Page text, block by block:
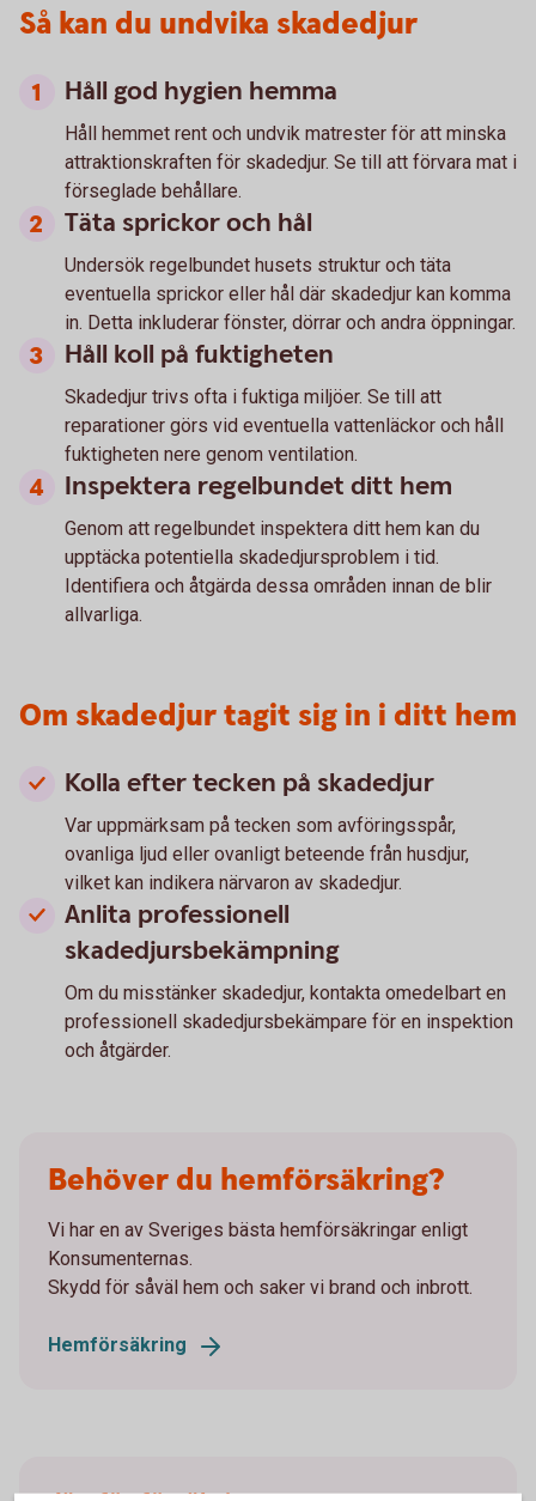
Så kan du undvika skadedjur
Håll god hygien hemma
Håll hemmet rent och undvik matrester för att minska
attraktionskraften för skadedjur. Se till att förvara mat i
förseglade behållare.
Täta sprickor och hål
Undersök regelbundet husets struktur och täta
eventuella sprickor eller hål där skadedjur kan komma
in. Detta inkluderar fönster, dörrar och andra öppningar.
Håll koll på fuktigheten
Skadedjur trivs ofta i fuktiga miljöer. Se till att
reparationer görs vid eventuella vattenläckor och håll
fuktigheten nere genom ventilation.
Inspektera regelbundet ditt hem
Genom att regelbundet inspektera ditt hem kan du
upptäcka potentiella skadedjursproblem i tid.
Identifiera och åtgärda dessa områden innan de blir
allvarliga.
Om skadedjur tagit sig in i ditt hem
Kolla efter tecken på skadedjur
Var uppmärksam på tecken som avföringsspår,
ovanliga ljud eller ovanligt beteende från husdjur,
vilket kan indikera närvaron av skadedjur.
Anlita professionell
skadedjursbekämpning
Om du misstänker skadedjur, kontakta omedelbart en
professionell skadedjursbekämpare för en inspektion
och åtgärder.
Behöver du hemförsäkring?
Vi har en av Sveriges bästa hemförsäkringar enligt
Konsumenternas.
Skydd för såväl hem och saker vi brand och inbrott.
Hemförsäkring